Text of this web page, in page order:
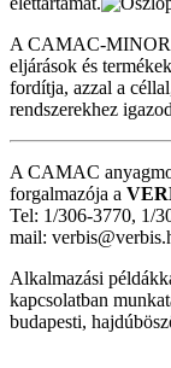
A CAMAC-MINOR
eljárások és
fordítja, azzal a
rendszerekhez
A CAMAC
forgalmazója a
Tel: 1/306-3770, 1/
mail:
Alkalmazási
kapcsolatban
budapesti,